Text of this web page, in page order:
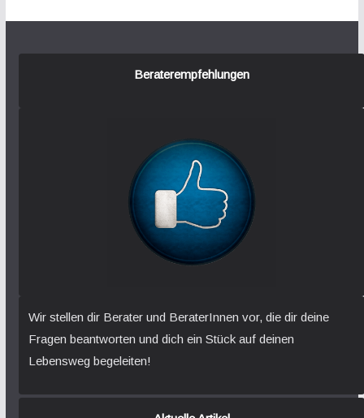
Beraterempfehlungen
Wir stellen dir Berater und BeraterInnen vor, die dir deine
Fragen beantworten und dich ein Stück auf deinen
Lebensweg begeleiten!